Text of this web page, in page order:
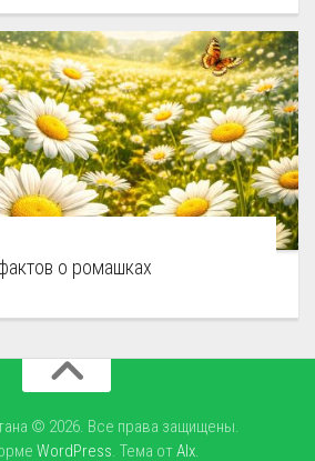
о ромашках
© 2026. Все права защищены.
WordPress. Тема отAlx.